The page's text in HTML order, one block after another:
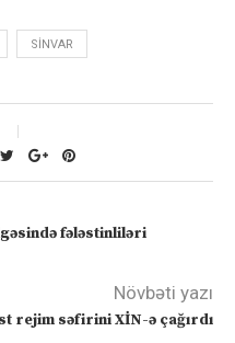
SINVAR
fələstinliləri
Növbəti yazı
rejim səfirini XİN-ə çağırdı